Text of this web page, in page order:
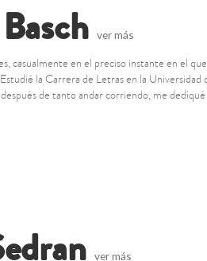
ver más
casualmente en el preciso instante en el
la Carrera de Letras en la
de tanto andar corriendo, me
ver más